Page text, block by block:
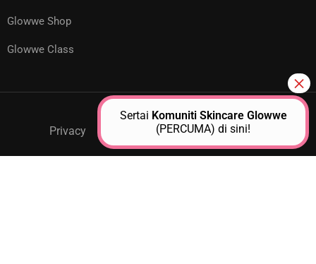
Glowwe Shop
Glowwe Class
Privacy GPM Support About Us Contact
Sertai Komuniti Skincare Glowwe
(PERCUMA) di sini!